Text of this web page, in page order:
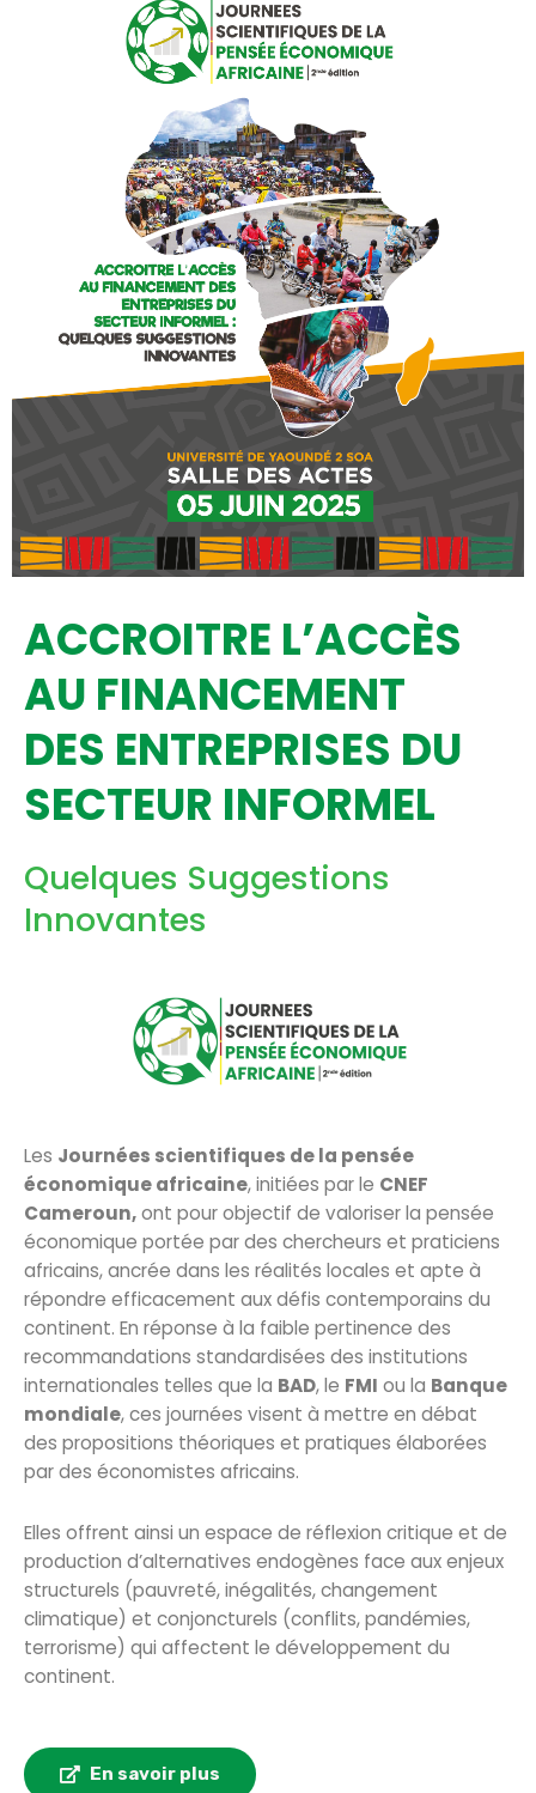
ACCROITRE L’ACCÈS
AU FINANCEMENT
DES ENTREPRISES DU
SECTEUR INFORMEL
Quelques Suggestions
Innovantes
Les Journées scientifiques de la pensée
économique africaine, initiées par le CNEF
Cameroun,ont pour objectif de valoriser la pensée
économique portée par des chercheurs et praticiens
africains, ancrée dans les réalités locales et apte à
répondre efficacement aux défis contemporains du
continent. En réponse à la faible pertinence des
recommandations standardisées des institutions
internationales telles que la BAD, le FMI ou la Banque
mondiale, ces journées visent à mettre en débat
des propositions théoriques et pratiques élaborées
par des économistes africains.
Elles offrent ainsi un espace de réflexion critique et de
production d’alternatives endogènes face aux enjeux
structurels (pauvreté, inégalités, changement
climatique) et conjoncturels (conflits, pandémies,
terrorisme) qui affectent le développement du
continent.
En savoir plus